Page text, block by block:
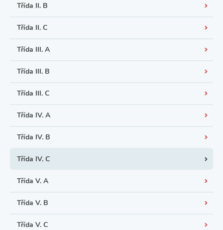
Třída II. B
Třída II. C
Třída III. A
Třída III. B
Třída III. C
Třída IV. A
Třída IV. B
Třída IV. C
Třída V. A
Třída V. B
Třída V. C